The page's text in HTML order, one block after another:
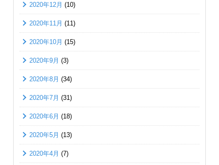
2020年12月 (10)
2020年11月 (11)
2020年10月 (15)
2020年9月 (3)
2020年8月 (34)
2020年7月 (31)
2020年6月 (18)
2020年5月 (13)
2020年4月 (7)